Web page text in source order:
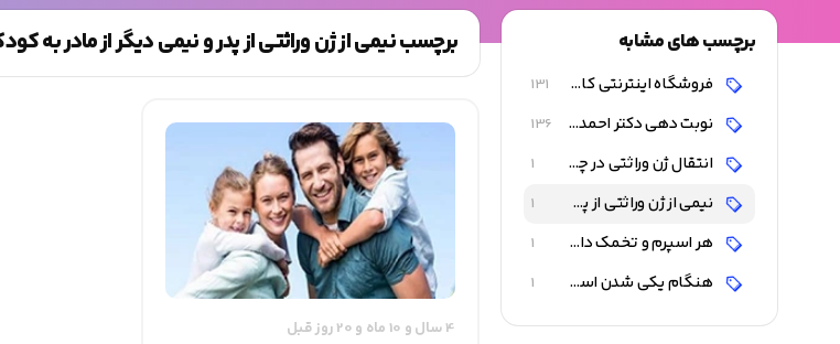
برچسب های مشابه
فروشگاه اینترنتی کالای کودک و نوزاد 131
نوبت دهی دکتر احمد شاه فرهت 136
انتقال ژن وراثتی در چند نسل 1
نیمی از ژن وراثتی از پدر و نیمی دیگر از مادر به کودک انتقال می یابد 1
هر اسپرم و تخمک دارای 23 عدد کروموزوم است 1
هنگام یکی شدن اسپرم و تخمک سلول اولیه دارای 46 کروموزوم یا 23 زوج می باشد 1
برچسب نیمی از ژن وراثتی از پدر و نیمی دیگر از مادر به
4 سال و 10 ماه و 20 روز قبل